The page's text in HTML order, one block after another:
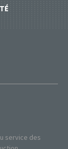
service des